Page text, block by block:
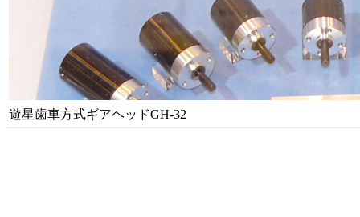
遊星歯車方式ギアヘッドGH-32